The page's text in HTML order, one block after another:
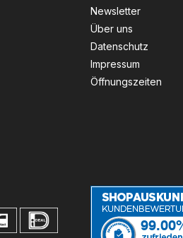
Newsletter
Über uns
Datenschutz
Impressum
Öffnungszeiten